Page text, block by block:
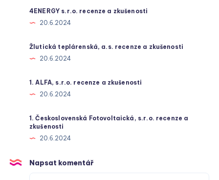
4ENERGY s.r.o. recenze a zkušenosti
20.6.2024
Žlutická teplárenská, a.s. recenze a zkušenosti
20.6.2024
1. ALFA, s.r.o. recenze a zkušenosti
20.6.2024
1. Československá Fotovoltaická, s.r.o. recenze a
zkušenosti
20.6.2024
Napsat komentář